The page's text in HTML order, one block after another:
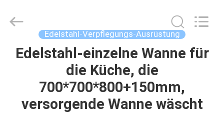
HAUS
PRODUKTE
equipments
limited.
Edelstahl-Verpflegungs-Ausrüstung
Edelstahl-einzelne Wanne für
die Küche, die
700*700*800+150mm,
versorgende Wanne wäscht